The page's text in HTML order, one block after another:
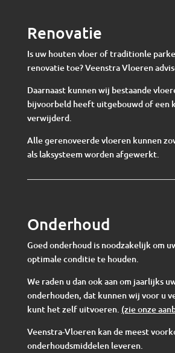
Renovatie
Is uw houten vloer of traditionle
renovatie toe? Veenstra Vloeren
Daarnaast kunnen wij bestaande
bijvoorbeld heeft uitgebouwd of een
verwijderd.
Alle gerenoveerde vloeren kunnen
als laksysteem worden afgewerkt.
Onderhoud
Goed onderhoud is noodzakelijk om
optimale conditie te houden.
We raden u dan ook aan om jaarlijks
onderhouden, dat kunnen wij voor u
kunt het zelf uitvoeren. (zie onze
Veenstra-Vloeren kan de meest
onderhoudsmiddelen leveren.